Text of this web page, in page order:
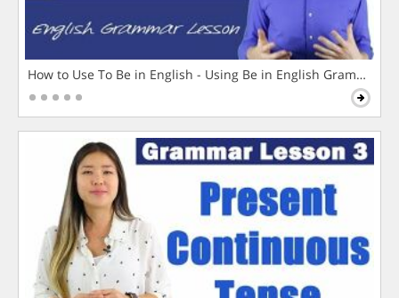
How to Use To Be in English - Using Be in English Grammar